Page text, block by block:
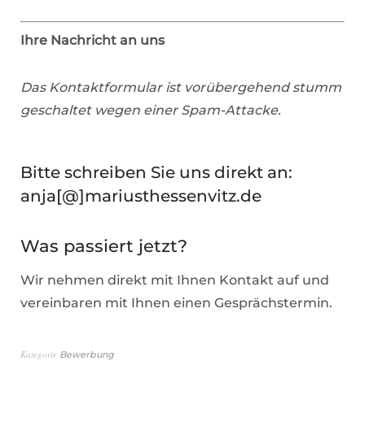
Ihre Nachricht an uns
Das Kontaktformular ist vorübergehend stumm
geschaltet wegen einer Spam-Attacke.
Bitte schreiben Sie uns direkt an:
anja[@]mariusthessenvitz.de
Was passiert jetzt?
Wir nehmen direkt mit Ihnen Kontakt auf und
vereinbaren mit Ihnen einen Gesprächstermin.
Kategorie Bewerbung